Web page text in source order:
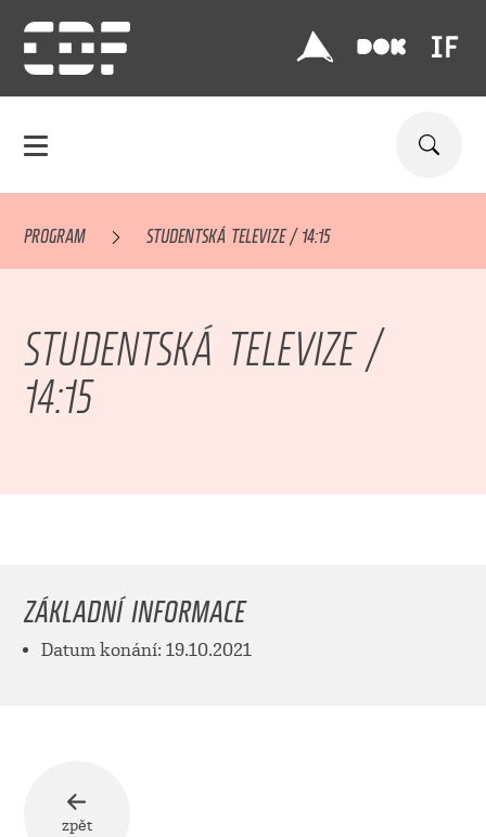
PROGRAM STUDENTSKÁ TELEVIZE / 14:15
STUDENTSKÁ TELEVIZE /
14:15
ZÁKLADNÍ INFORMACE
Datum konání: 19.10.2021
zpět